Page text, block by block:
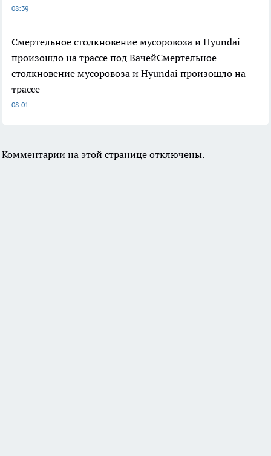
08:39
Смертельное столкновение мусоровоза и Hyundai
произошло на трассе под ВачейСмертельное
столкновение мусоровоза и Hyundai произошло на
трассе
08:01
Комментарии на этой странице отключены.